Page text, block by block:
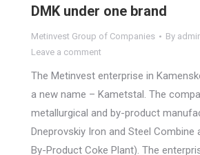
DMK under one brand
Metinvest Group of Companies By
Leave a comment
The Metinvest enterprise in
a new name – Kametstal. The
metallurgical and by-product
Dneprovskiy Iron and Steel Combine
By-Product Coke Plant). The